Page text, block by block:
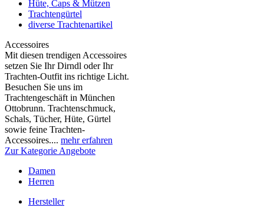
Hüte, Caps & Mützen
Trachtengürtel
diverse Trachtenartikel
Accessoires
Mit diesen trendigen Accessoires
setzen Sie Ihr Dirndl oder Ihr
Trachten-Outfit ins richtige Licht.
Besuchen Sie uns im
Trachtengeschäft in München
Ottobrunn. Trachtenschmuck,
Schals, Tücher, Hüte, Gürtel
sowie feine Trachten-
Accessoires.... mehr erfahren
Zur Kategorie Angebote
Damen
Herren
Hersteller